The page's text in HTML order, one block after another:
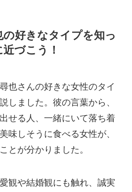
の好きなタイプを知っ
づこう！
也さんの好きな女性のタイ
しました。彼の言葉から、
せる人、一緒にいて落ち着
味しそうに食べる女性が、
とが分かりました。
観や結婚観にも触れ、誠実